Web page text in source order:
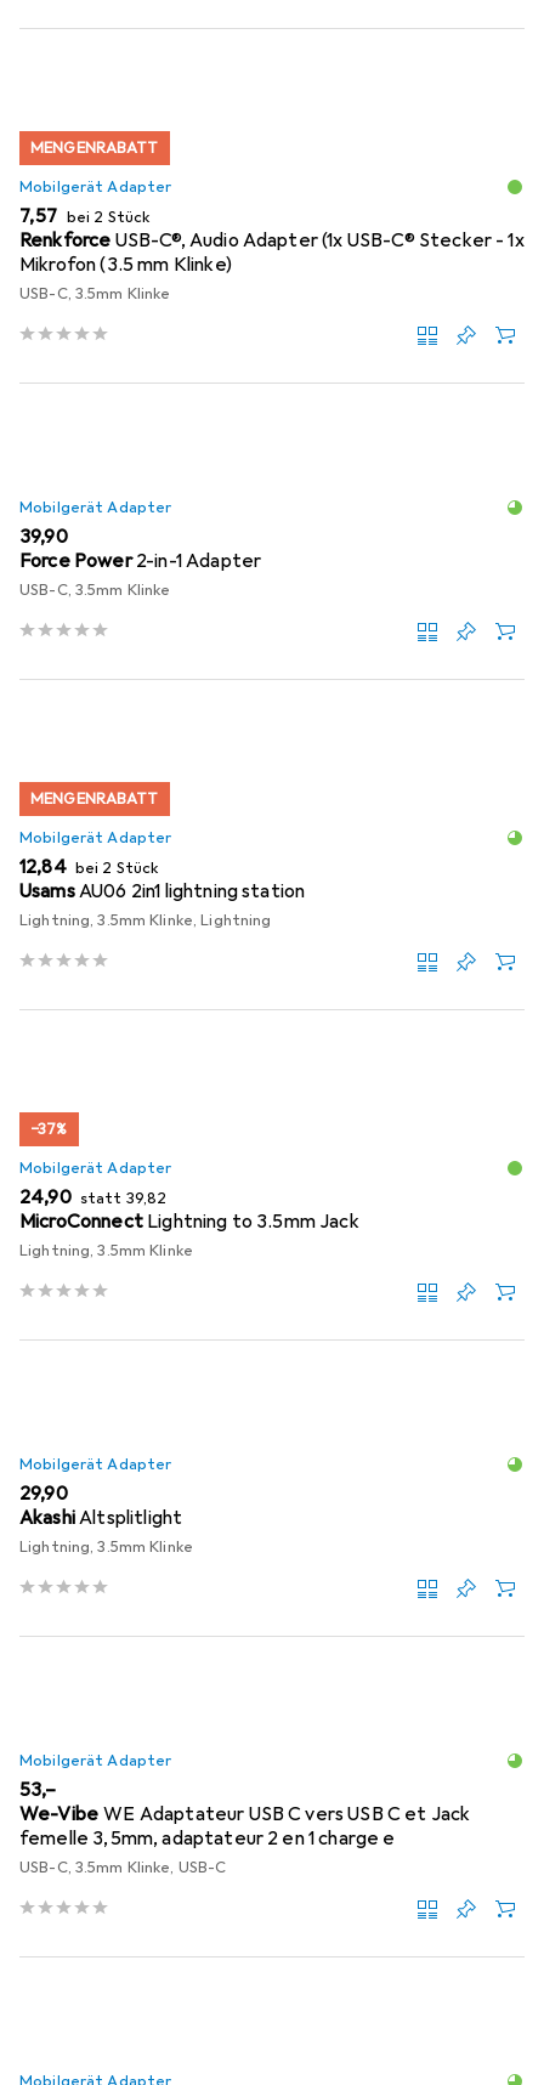
MENGENRABATT
Mobilgerät Adapter
EUR
7,57 bei 2 Stück
Renkforce USB-C®, Audio Adapter (1x USB-C® Stecker - 1x
Mikrofon (3.5 mm Klinke)
USB-C, 3.5mm Klinke
Mobilgerät Adapter
EUR
39,90
Force Power 2-in-1 Adapter
USB-C, 3.5mm Klinke
MENGENRABATT
Mobilgerät Adapter
EUR
12,84 bei 2 Stück
UsamsAU06 2in1 lightning station
Lightning, 3.5mm Klinke, Lightning
−37%
Mobilgerät Adapter
EUR
24,90 statt EUR
39,82
MicroConnect Lightning to 3.5mm Jack
Lightning, 3.5mm Klinke
Mobilgerät Adapter
EUR
29,90
AkashiAltsplitlight
Lightning, 3.5mm Klinke
Mobilgerät Adapter
EUR
53,–
We-Vibe WE Adaptateur USB C vers USB C et Jack
femelle 3,5mm, adaptateur 2 en 1 charge e
USB-C, 3.5mm Klinke, USB-C
Mobilgerät Adapter